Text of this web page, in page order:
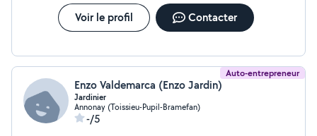
Voir le profil Contacter
Auto-entrepreneur
Enzo Valdemarca (Enzo Jardin)
Jardinier
Annonay (Toissieu-Pupil-Bramefan)
-/5